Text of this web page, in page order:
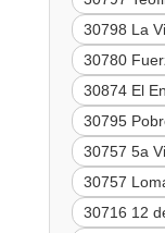
30798 La
30780
30874 El
30795
30757 5a
30757
30716 12